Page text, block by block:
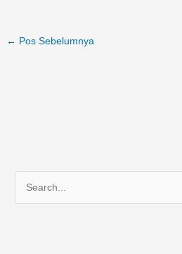
← Pos Sebelumnya